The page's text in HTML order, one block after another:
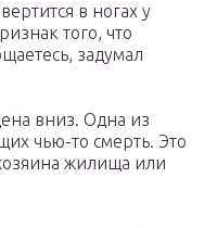
в ногах у
того, что
задумал
вниз. Одна из
чью-то смерть. Это
жилища или